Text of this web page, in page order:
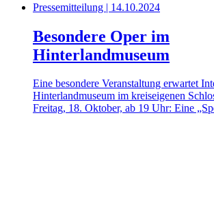
Pressemitteilung | 14.10.2024
Besondere Oper im
Hinterlandmuseum
Eine besondere Veranstaltung erwartet
Hinterlandmuseum im kreiseigenen
Freitag, 18. Oktober, ab 19 Uhr: Eine